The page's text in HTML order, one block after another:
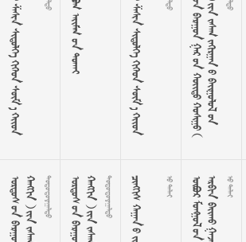
            




















































































 
    